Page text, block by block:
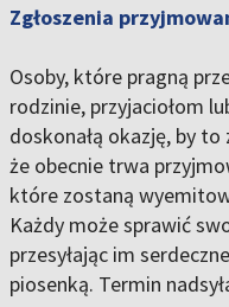
Zgłoszenia
Osoby, które pragną
rodzinie, przyjaciołom
doskonałą okazję, by
że obecnie trwa
które zostaną
Każdy może sprawić
przesyłając im
piosenką. Termin